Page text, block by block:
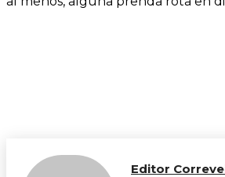
Editor